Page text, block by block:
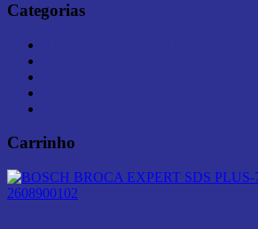
Categorias
Carrinho